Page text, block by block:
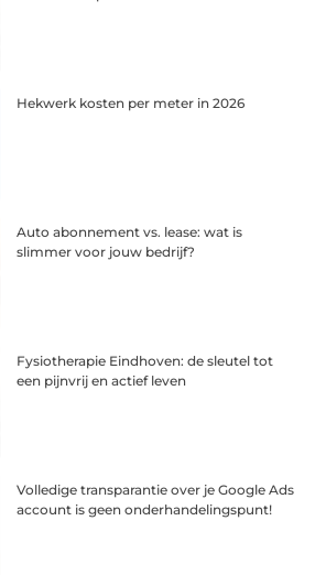
Hekwerk kosten per meter in 2026
Auto abonnement vs. lease: wat is
slimmer voor jouw bedrijf?
Fysiotherapie Eindhoven: de sleutel tot
een pijnvrij en actief leven
Volledige transparantie over je Google Ads
account is geen onderhandelingspunt!